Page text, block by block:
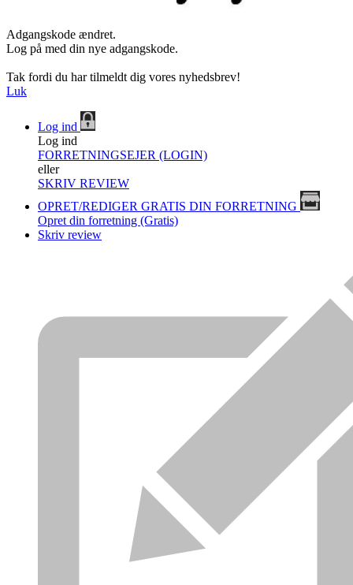
Adgangskode ændret.
Log på med din nye adgangskode.
Tak fordi du har tilmeldt dig vores nyhedsbrev!
Luk
Log ind
Log ind
FORRETNINGSEJER (LOGIN)
eller
SKRIV REVIEW
OPRET/REDIGER GRATIS DIN FORRETNING
Opret din forretning (Gratis)
Skriv review